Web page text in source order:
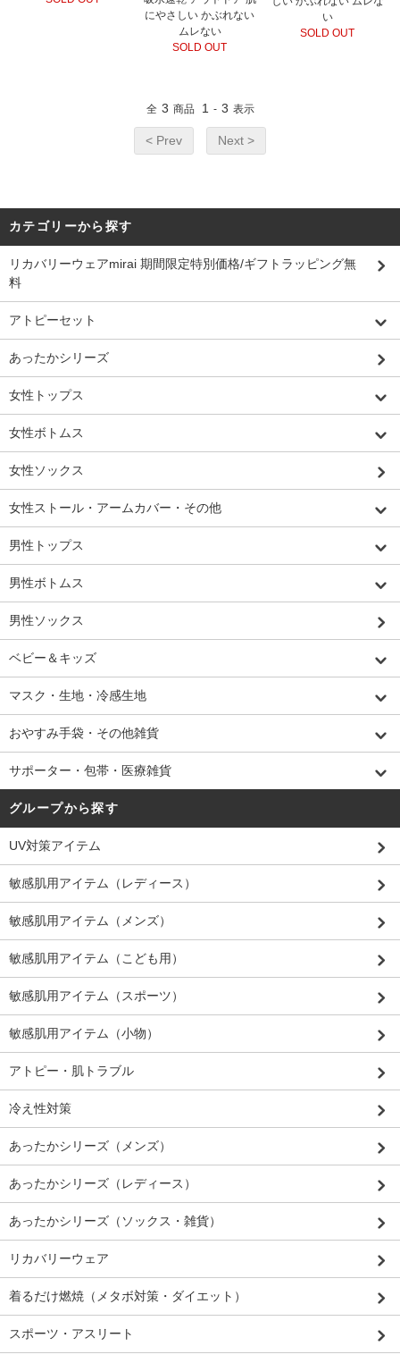
にやさしい かぶれない
ムレない
SOLD OUT
い
SOLD OUT
全 3 商品 1 - 3 表示
< Prev Next >
カテゴリーから探す
リカバリーウェアmirai 期間限定特別価格/ギフトラッピング無
料
アトピーセット
あったかシリーズ
女性トップス
女性ボトムス
女性ソックス
女性ストール・アームカバー・その他
男性トップス
男性ボトムス
男性ソックス
ベビー＆キッズ
マスク・生地・冷感生地
おやすみ手袋・その他雑貨
サポーター・包帯・医療雑貨
グループから探す
UV対策アイテム
敏感肌用アイテム（レディース）
敏感肌用アイテム（メンズ）
敏感肌用アイテム（こども用）
敏感肌用アイテム（スポーツ）
敏感肌用アイテム（小物）
アトピー・肌トラブル
冷え性対策
あったかシリーズ（メンズ）
あったかシリーズ（レディース）
あったかシリーズ（ソックス・雑貨）
リカバリーウェア
着るだけ燃焼（メタボ対策・ダイエット）
スポーツ・アスリート